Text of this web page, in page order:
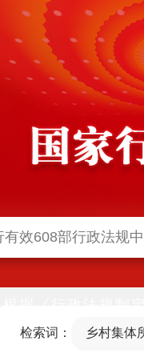
法
检索词： 乡村集体